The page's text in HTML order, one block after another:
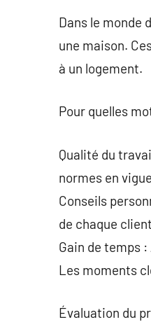
Dans le monde
une maison.
à un logement.
Pour quelles
Qualité du
normes en
Conseils
de chaque
Gain de temps
Les moments
Évaluation du